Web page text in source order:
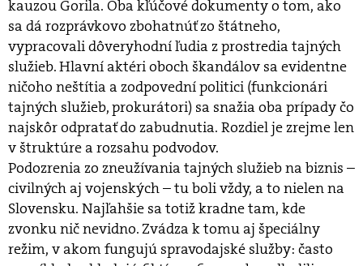
kauzou Gorila. Oba kľúčové dokumenty o tom, ako
sa dá rozprávkovo zbohatnúť zo štátneho,
vypracovali dôveryhodní ľudia z prostredia tajných
služieb. Hlavní aktéri oboch škandálov sa evidentne
ničoho neštítia a zodpovední politici (funkcionári
tajných služieb, prokurátori) sa snažia oba prípady čo
najskôr odpratať do zabudnutia. Rozdiel je zrejme len
v štruktúre a rozsahu podvodov.
Podozrenia zo zneužívania tajných služieb na biznis –
civilných aj vojenských – tu boli vždy, a to nielen na
Slovensku. Najľahšie sa totiž kradne tam, kde
zvonku nič nevidno. Zvádza k tomu aj špeciálny
režim, v akom fungujú spravodajské služby: často